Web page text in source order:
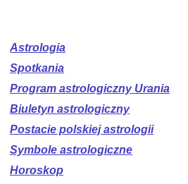
Astrologia
Spotkania
Program astrologiczny Urania
Biuletyn astrologiczny
Postacie polskiej astrologii
Symbole astrologiczne
Horoskop